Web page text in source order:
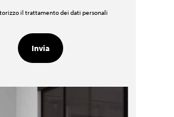
il trattamento dei dati personali